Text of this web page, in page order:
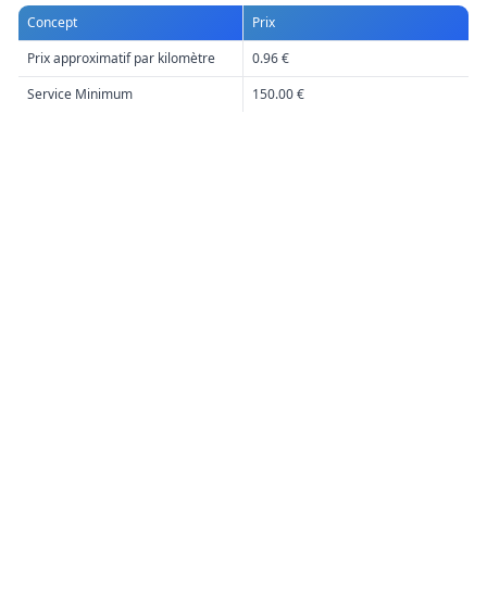
Concept
Prix
Prix approximatif par kilomètre
0.96 €
Service Minimum
150.00 €